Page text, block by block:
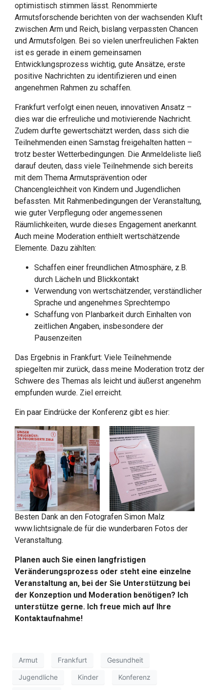
optimistisch stimmen lässt. Renommierte
Armutsforschende berichten von der wachsenden Kluft
zwischen Arm und Reich, bislang verpassten Chancen
und Armutsfolgen. Bei so vielen unerfreulichen Fakten
ist es gerade in einem gemeinsamen
Entwicklungsprozess wichtig, gute Ansätze, erste
positive Nachrichten zu identifizieren und einen
angenehmen Rahmen zu schaffen.
Frankfurt verfolgt einen neuen, innovativen Ansatz –
dies war die erfreuliche und motivierende Nachricht.
Zudem durfte gewertschätzt werden, dass sich die
Teilnehmenden einen Samstag freigehalten hatten –
trotz bester Wetterbedingungen. Die Anmeldeliste ließ
darauf deuten, dass viele Teilnehmende sich bereits
mit dem Thema Armutsprävention oder
Chancengleichheit von Kindern und Jugendlichen
befassten. Mit Rahmenbedingungen der Veranstaltung,
wie guter Verpflegung oder angemessenen
Räumlichkeiten, wurde dieses Engagement anerkannt.
Auch meine Moderation enthielt wertschätzende
Elemente. Dazu zählten:
Schaffen einer freundlichen Atmosphäre, z.B.
durch Lächeln und Blickkontakt
Verwendung von wertschätzender, verständlicher
Sprache und angenehmes Sprechtempo
Schaffung von Planbarkeit durch Einhalten von
zeitlichen Angaben, insbesondere der
Pausenzeiten
Das Ergebnis in Frankfurt: Viele Teilnehmende
spiegelten mir zurück, dass meine Moderation trotz der
Schwere des Themas als leicht und äußerst angenehm
empfunden wurde. Ziel erreicht.
Ein paar Eindrücke der Konferenz gibt es hier:
Besten Dank an den Fotografen Simon Malz
www.lichtsignale.de für die wunderbaren Fotos der
Veranstaltung.
Planen auch Sie einen langfristigen
Veränderungsprozess oder steht eine einzelne
Veranstaltung an, bei der Sie Unterstützung bei
der Konzeption und Moderation benötigen? Ich
unterstütze gerne. Ich freue mich auf Ihre
Kontaktaufnahme!
Armut Frankfurt Gesundheit
Jugendliche Kinder Konferenz